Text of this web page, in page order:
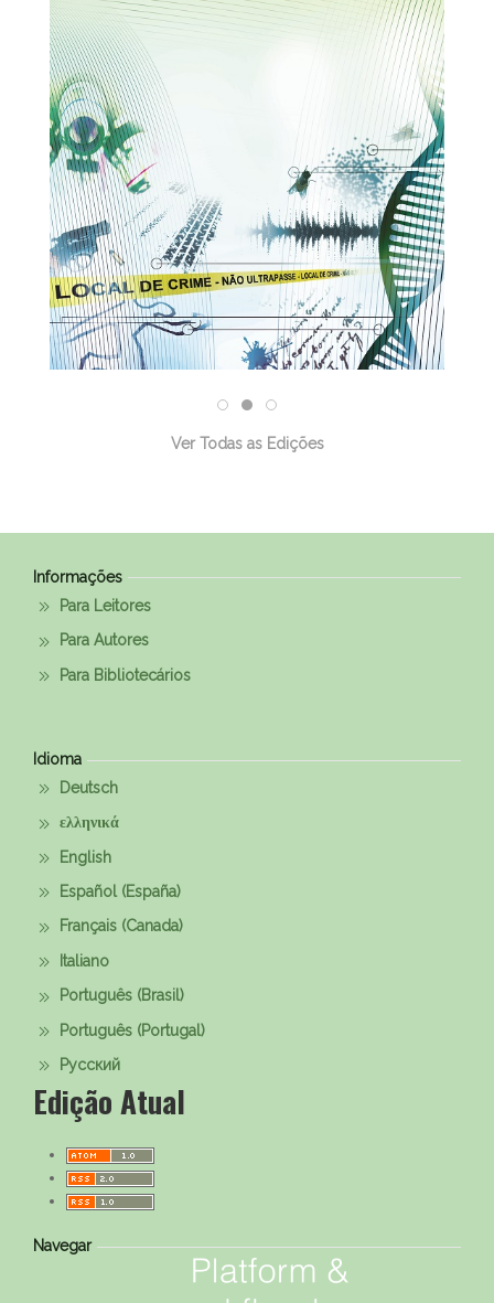
Ver Todas as Edições
Informações
Para Leitores
Para Autores
Para Bibliotecários
Idioma
Deutsch
ελληνικά
English
Español (España)
Français (Canada)
Italiano
Português (Brasil)
Português (Portugal)
Русский
Edição Atual
Navegar